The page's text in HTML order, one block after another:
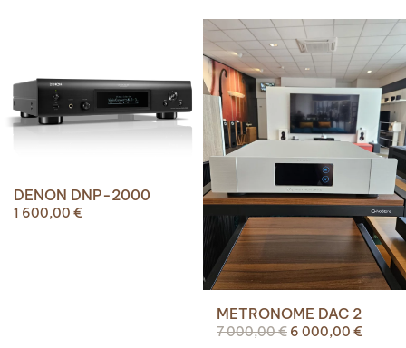
DENON DNP-2000
1 600,00 €
METRONOME DAC 2
7 000,00€ Le
6 000,00 €Le